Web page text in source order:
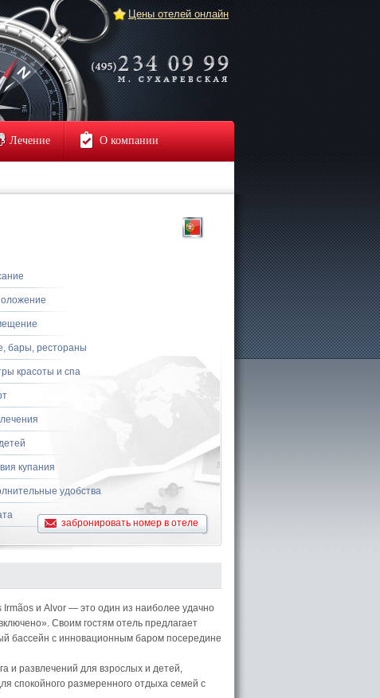
Цены отелей онлайн
Лечение О компании
бары, рестораны
красоты и спа
купания
удобства
забронировать номер в отеле
и Alvor — это один из наиболее удачно
Своим гостям отель предлагает
бассейн с инновационным баром посередине
и развлечений для взрослых и детей,
спокойного размеренного отдыха семей с